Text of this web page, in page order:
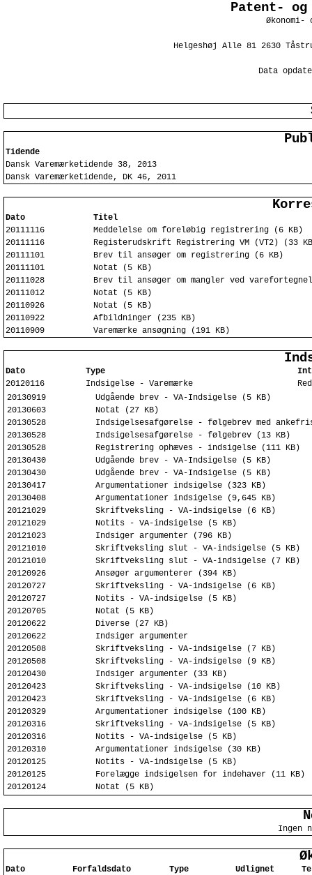
Patent- og
Økonomi-
Helgeshøj Alle 81 2630
Data
Tidende
Dansk Varemærketidende 38, 2013
Dansk Varemærketidende, DK 46, 2011
Dato
Titel
20111116
Meddelelse om foreløbig registrering (6 KB)
20111116
Registerudskrift Registrering VM (VT2) (33
20111101
Brev til ansøger om registrering (6 KB)
20111101
Notat (5 KB)
20111028
Brev til ansøger om mangler ved
20111012
Notat (5 KB)
20110926
Notat (5 KB)
20110922
Afbildninger (235 KB)
20110909
Varemærke ansøgning (191 KB)
Dato Type
20120116
Indsigelse - Varemærke
20130919
Udgående brev - VA-Indsigelse (5 KB)
20130603
Notat (27 KB)
20130528
Indsigelsesafgørelse - følgebrev med
20130528
Indsigelsesafgørelse - følgebrev (13 KB)
20130528
Registrering ophæves - indsigelse (111 KB)
20130430
Udgående brev - VA-Indsigelse (5 KB)
20130430
Udgående brev - VA-Indsigelse (5 KB)
20130417
Argumentationer indsigelse (323 KB)
20130408
Argumentationer indsigelse (9,645 KB)
20121029
Skriftveksling - VA-indsigelse (6 KB)
20121029
Notits - VA-indsigelse (5 KB)
20121023
Indsiger argumenter (796 KB)
20121010
Skriftveksling slut - VA-indsigelse (5 KB)
20121010
Skriftveksling slut - VA-indsigelse (7 KB)
20120926
Ansøger argumenterer (394 KB)
20120727
Skriftveksling - VA-indsigelse (6 KB)
20120727
Notits - VA-indsigelse (5 KB)
20120705
Notat (5 KB)
20120622
Diverse (27 KB)
20120622
Indsiger argumenter
20120508
Skriftveksling - VA-indsigelse (7 KB)
20120508
Skriftveksling - VA-indsigelse (9 KB)
20120430
Indsiger argumenter (33 KB)
20120423
Skriftveksling - VA-indsigelse (10 KB)
20120423
Skriftveksling - VA-indsigelse (6 KB)
20120329
Argumentationer indsigelse (100 KB)
20120316
Skriftveksling - VA-indsigelse (5 KB)
20120316
Notits - VA-indsigelse (5 KB)
20120310
Argumentationer indsigelse (30 KB)
20120125
Notits - VA-indsigelse (5 KB)
20120125
Forelægge indsigelsen for indehaver (11 KB)
20120124
Notat (5 KB)
Ingen
Dato Forfaldsdato Type Udlignet